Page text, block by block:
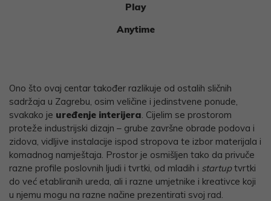
Play
Anytime
Ono što ovaj centar također razlikuje od ostalih sličnih
sadržaja u Zagrebu, osim veličine i jedinstvene ponude,
svakako je uređenje interijera. Cijelim se prostorom
proteže industrijski dizajn – grube završne obrade podova i
zidova, vidljive instalacije ispod stropova te izbor materijala i
komadnog namještaja. Prostor je osmišljen tako da privuče
razne profile poslovnih ljudi i tvrtki, od mladih i startuptvrtki
do već etabliranih ureda, ali i razne umjetnike i kreativce koji
u njemu mogu na razne načine prezentirati svoj rad.